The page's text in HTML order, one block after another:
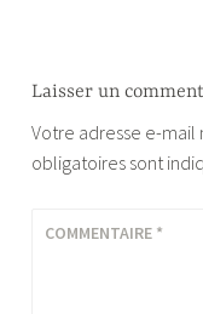
Laisser un
Votre adresse e-mail
obligatoires sont
COMMENTAIRE *